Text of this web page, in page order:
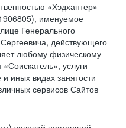
«Хэдхантер»
именуемое
Генерального
действующего
любому физическому
услуги
иных видах занятости
сервисов Сайтов